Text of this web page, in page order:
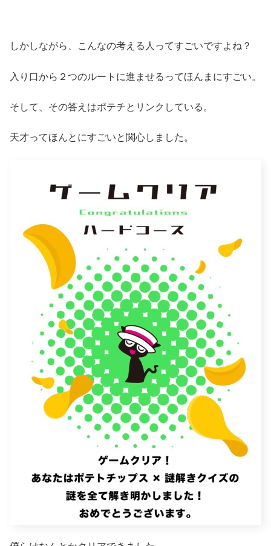
しかしながら、こんなの考える人ってすごいですよね？
入り口から２つのルートに進ませるってほんまにすごい。
そして、その答えはポテチとリンクしている。
天才ってほんとにすごいと関心しました。